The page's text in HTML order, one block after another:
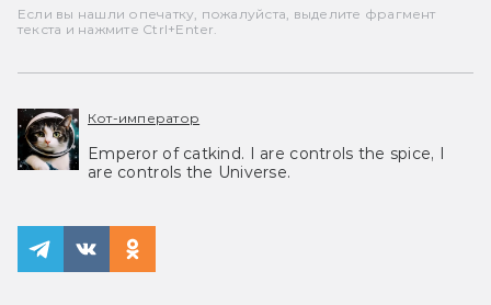
Если вы нашли опечатку, пожалуйста, выделите фрагмент
текста и нажмите Ctrl+Enter.
Кот-император
Emperor of catkind. I are controls the spice, I
are controls the Universe.